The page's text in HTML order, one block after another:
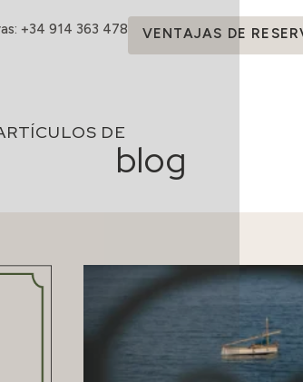
+34 914 363 478 VENTAJAS DE
DE
blog